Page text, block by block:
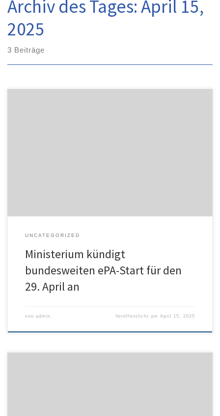
Archiv des Tages:April 15,
2025
3 Beiträge
UNCATEGORIZED
Ministerium kündigt
bundesweiten ePA-Start für den
29. April an
von admin Veröffentlicht amApril 15, 2025